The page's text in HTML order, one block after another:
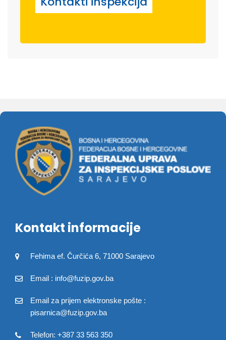
Kontakt informacije
Fehima ef. Čurčića 6, 71000 Sarajevo
Email : info@fuzip.gov.ba
Email za prijem elektronske pošte :
pisarnica@fuzip.gov.ba
Telefon: +387 33 563 350